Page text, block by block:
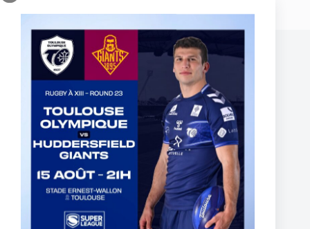
Publications similaires